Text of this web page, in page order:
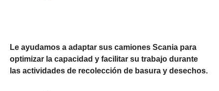
Le ayudamos a adaptar sus camiones Scania para
optimizar la capacidad y facilitar su trabajo durante
las actividades de recolección de basura y desechos.